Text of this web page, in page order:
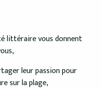
littéraire vous donnent
leur passion pour
sur la plage,